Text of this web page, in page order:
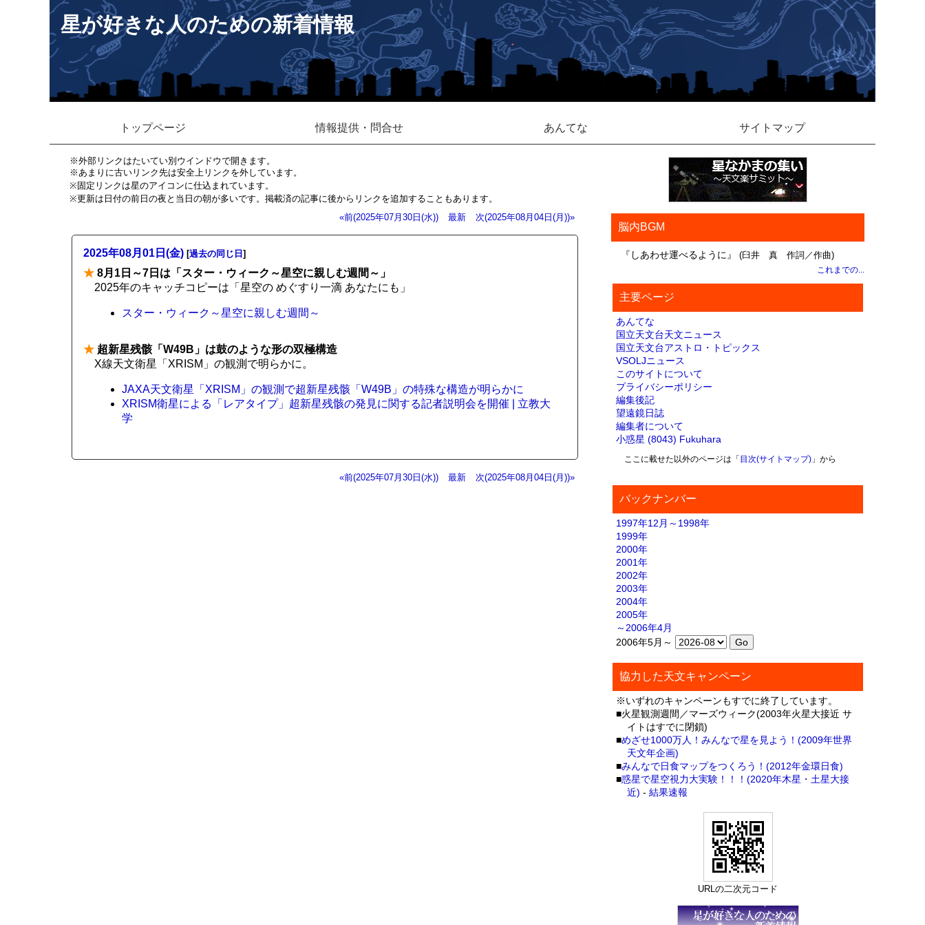
星が好きな人のための新着情報
トップページ 情報提供・問合せ あんてな サイトマップ
※外部リンクはたいてい別ウインドウで開きます。
※あまりに古いリンク先は安全上リンクを外しています。
※固定リンクは星のアイコンに仕込まれています。
※更新は日付の前日の夜と当日の朝が多いです。掲載済の記事に後からリンクを追加することもあります。
«前(2025年07月30日(水))
最新 次(2025年08月04日(月))»
2025年08月01日(金) [過去の同じ日 ]
★ 8月1日～7日は「スター・ウィーク～星空に親しむ週間～」
2025年のキャッチコピーは「星空の めぐすり一滴 あなたにも」
スター・ウィーク～星空に親しむ週間～
★ 超新星残骸「W49B」は鼓のような形の双極構造
X線天文衛星「XRISM」の観測で明らかに。
JAXA天文衛星「XRISM」の観測で超新星残骸「W49B」の特殊な構造が明らかに
XRISM衛星による「レアタイプ」超新星残骸の発見に関する記者説明会を開催 | 立教大
学
«前(2025年07月30日(水)) 最新 次(2025年08月04日(月))»
脳内BGM
『しあわせ運べるように』 (臼井 真 作詞／作曲)
これまでの...
主要ページ
あんてな
国立天文台天文ニュース
国立天文台アストロ・トピックス
VSOLJニュース
このサイトについて
プライバシーポリシー
編集後記
望遠鏡日誌
編集者について
小惑星 (8043) Fukuhara
ここに載せた以外のページは「 目次(サイトマップ)」から
バックナンバー
1997年12月～1998年
1999年
2000年
2001年
2002年
2003年
2004年
2005年
～2006年4月
2006年5月～
協力した天文キャンペーン
※いずれのキャンペーンもすでに終了しています。
■火星観測週間／マーズウィーク(2003年火星大接近 サ
イトはすでに閉鎖)
■めざせ1000万人！みんなで星を見よう！(2009年世界
天文年企画)
■みんなで日食マップをつくろう！(2012年金環日食)
■惑星で星空視力大実験！！！(2020年木星・土星大接
近) -結果速報
URLの二次元コード